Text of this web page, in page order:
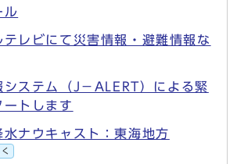
ル
テレビにて災害情報・避難情報な
システム（J－ALERT）による緊
トします
水ナウキャスト：東海地方